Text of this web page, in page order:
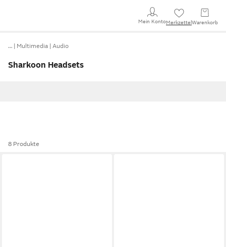
Mein KontoMerkzettel Warenkorb
… Multimedia Audio
Sharkoon Headsets
8 Produkte